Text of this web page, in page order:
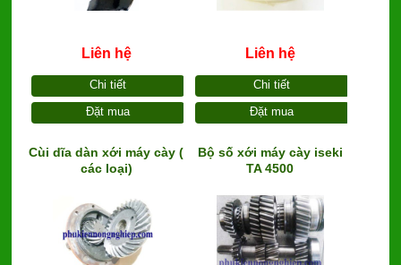
Liên hệ
Chi tiết
Đặt mua
Liên hệ
Chi tiết
Đặt mua
Cùi dĩa dàn xới máy cày (
các loại)
Bộ số xới máy cày iseki
TA 4500